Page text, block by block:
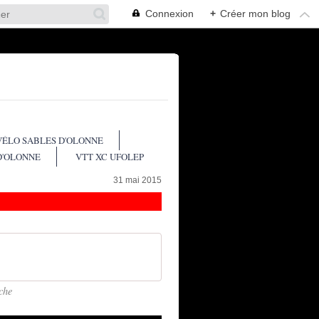
Connexion + Créer mon blog
SABLES D'OLONNE
VTT XC UFOLEP
31 mai 2015